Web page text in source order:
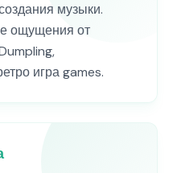
музыки.
ощущения от
игра games.